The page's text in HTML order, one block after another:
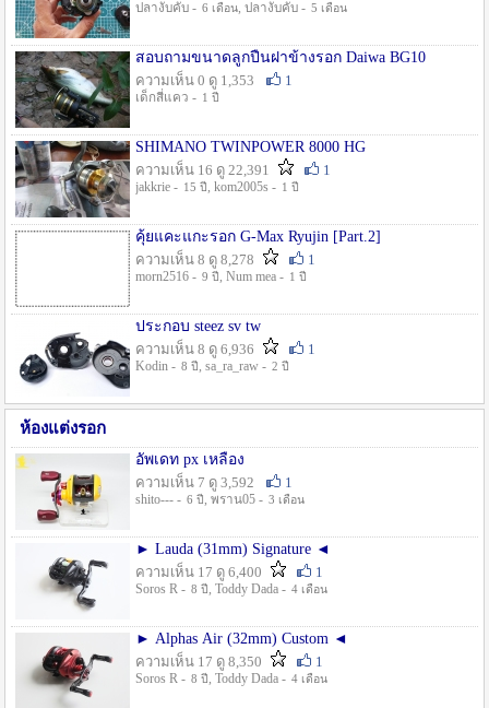
ปลางับคับ - 6 เดือน, ปลางับคับ - 5 เดือน
สอบถามขนาดลูกปืนฝาข้างรอก Daiwa BG10
ความเห็น 0 ดู 1,353
1
เด็กสี่แคว - 1 ปี
SHIMANO TWINPOWER 8000 HG
ความเห็น 16 ดู 22,391
1
jakkrie - 15 ปี , kom2005s - 1 ปี
คุ้ยแคะแกะรอก G-Max Ryujin [Part.2]
ความเห็น 8 ดู 8,278
1
morn2516 - 9 ปี , Num mea - 1 ปี
ประกอบ steez sv tw
ความเห็น 8 ดู 6,936
1
Kodin - 8 ปี , sa_ra_raw - 2 ปี
ห้องแต่งรอก
อัพเดท px เหลือง
ความเห็น 7 ดู 3,592
1
shito--- - 6 ปี , พราน05 - 3 เดือน
► Lauda (31mm) Signature ◄
ความเห็น 17 ดู 6,400
1
Soros R - 8 ปี , Toddy Dada - 4 เดือน
► Alphas Air (32mm) Custom ◄
ความเห็น 17 ดู 8,350
1
Soros R - 8 ปี , Toddy Dada - 4 เดือน